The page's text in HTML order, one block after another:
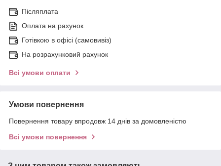
Післяплата
Оплата на рахунок
Готівкою в офісі (самовивіз)
На розрахунковий рахунок
Всі умови оплати
Умови повернення
Повернення товару впродовж 14 днів за домовленістю
Всі умови повернення